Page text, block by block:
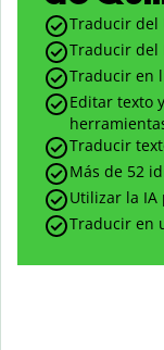
Traducir del
Traducir del
Traducir en
Editar texto
Traducir
Más de 52
Utilizar la
Traducir en